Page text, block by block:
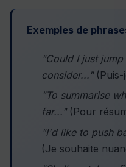
Exemples de
"Could I just
consider..."(Puis-
"To summarise
far..."(Pour
"I'd like to push
(Je souhaite